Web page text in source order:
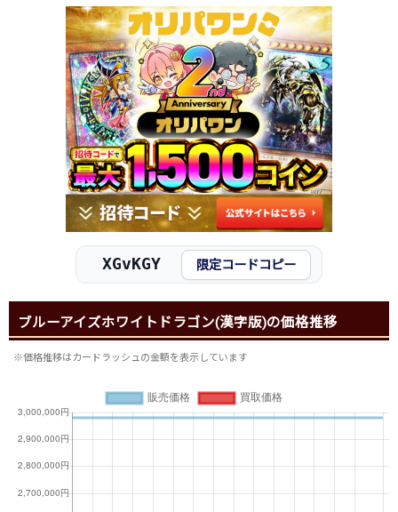
XGvKGY 限定コードコピー
ブルーアイズホワイトドラゴン(漢字版)の価格推移
※価格推移はカードラッシュの金額を表示しています